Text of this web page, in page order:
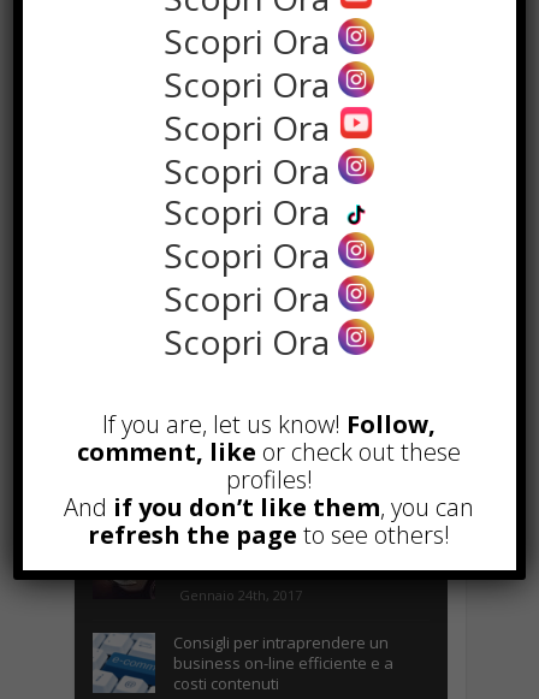
POPOLARI
Alcuni trucchi per avere un blog di
Comprare visite YouTube: i 5
vantaggi TOP!
Novembre 2nd, 2017
Parcheggiare low-cost a Torino
Caselle
Gennaio 24th, 2017
Consigli per intraprendere un
business on-line efficiente e a
costi contenuti
Scopri Ora
Scopri Ora
Scopri Ora
Scopri Ora
Scopri Ora
Scopri Ora
Scopri Ora
Scopri Ora
If you are, let us know! Follow,
comment, like or check out these
profiles!
And if you don’t like them, you can
refresh the page to see others!